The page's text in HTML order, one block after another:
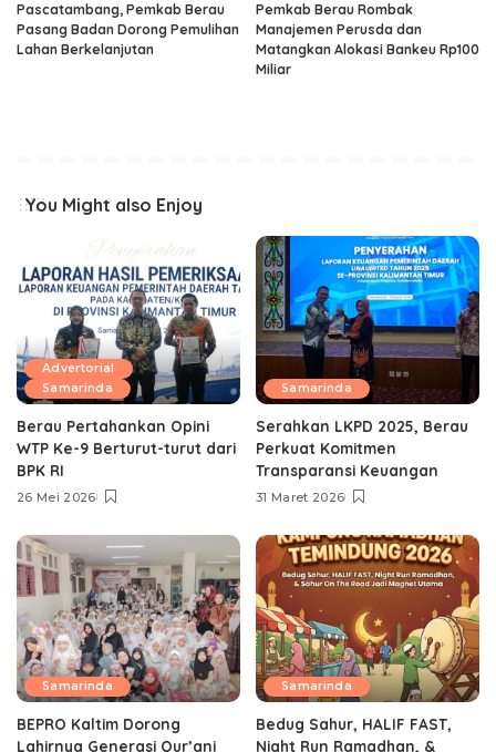
Pascatambang, Pemkab Berau
Pasang Badan Dorong Pemulihan
Lahan Berkelanjutan
Pemkab Berau Rombak
Manajemen Perusda dan
Matangkan Alokasi Bankeu Rp100
Miliar
You Might also Enjoy
Advertorial
Samarinda
Berau Pertahankan Opini
WTP Ke-9 Berturut-turut dari
BPK RI
26 Mei 2026
Samarinda
Serahkan LKPD 2025, Berau
Perkuat Komitmen
Transparansi Keuangan
31 Maret 2026
Samarinda
BEPRO Kaltim Dorong
Lahirnya Generasi Qur’ani
Samarinda
Bedug Sahur, HALIF FAST,
Night Run Ramadhan, &